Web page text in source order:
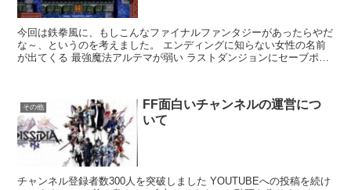
今回は鉄拳風に、もしこんなファイナルファンタジーがあったらやだ
な～、というのを考えました。 エンディングに知らない女性の名前
が出てくる 最強魔法アルテマが弱い ラストダンジョンにセーブポイ
その他
FF面白いチャンネルの運営につ
いて
チャンネル登録者数300人を突破しました YOUTUBEへの投稿を続け